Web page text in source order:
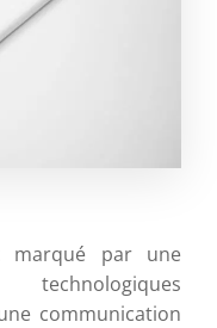
marqué par une
communication